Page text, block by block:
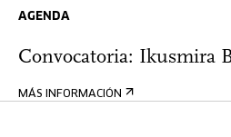
AGENDA
Convocatoria: Ikusmira
MÁS INFORMACIÓN